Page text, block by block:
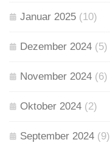
Januar 2025 (10)
Dezember 2024 (5)
November 2024 (6)
Oktober 2024 (2)
September 2024 (9)